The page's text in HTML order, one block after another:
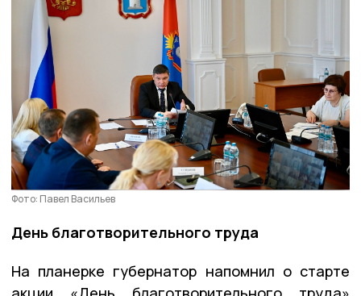
Фото: Павел Васильев
День благотворительного труда
На планерке губернатор напомнил о старте